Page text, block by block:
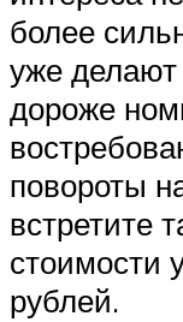
более
уже делают
дороже
повороты
встретите
стоимости
рублей.